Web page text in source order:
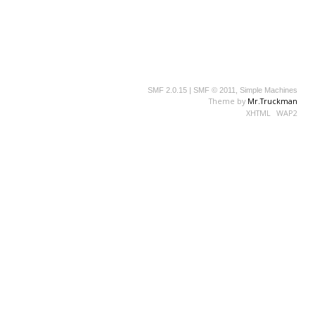
SMF 2.0.15 | SMF © 2011 Simple Machines
Theme by Mr.Truckman
XHTML WAP2